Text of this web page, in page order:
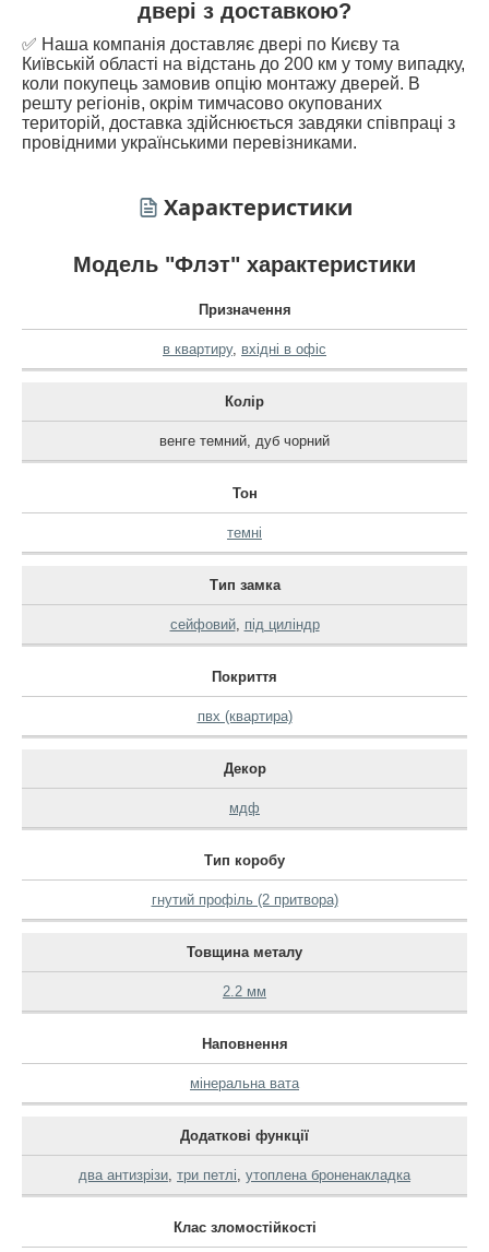
двері з доставкою?
✅ Наша компанія доставляє двері по Києву та
Київській області на відстань до 200 км у тому випадку,
коли покупець замовив опцію монтажу дверей. В
решту регіонів, окрім тимчасово окупованих
територій, доставка здійснюється завдяки співпраці з
провідними українськими перевізниками.
Характеристики
Модель "Флэт" характеристики
Призначення
в квартиру, вхідні в офіс
Колір
венге темний дуб чорний
Тон
темні
Тип замка
сейфовий, під циліндр
Покриття
пвх (квартира)
Декор
мдф
Тип коробу
гнутий профіль (2 притвора)
Товщина металу
2.2 мм
Наповнення
мінеральна вата
Додаткові функції
два антизрізи три петлі утоплена броненакладка
Клас зломостійкості